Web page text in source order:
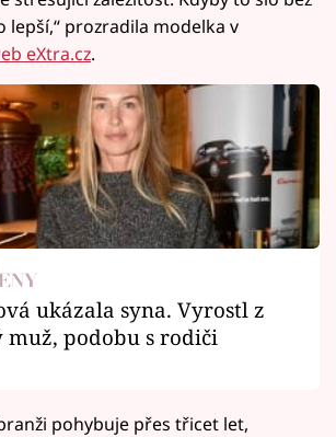
lepší,“ prozradila modelka v
eXtra.cz.
ukázala syna. Vyrostl z
muž, podobu s rodiči
pohybuje přes třicet let,